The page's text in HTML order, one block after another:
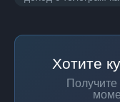
Хотите